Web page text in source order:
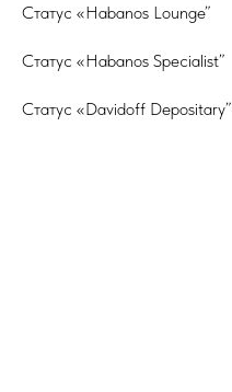
Статус «Habanos Lounge”
Статус «Habanos Specialist”
Статус «Davidoff Depositary”